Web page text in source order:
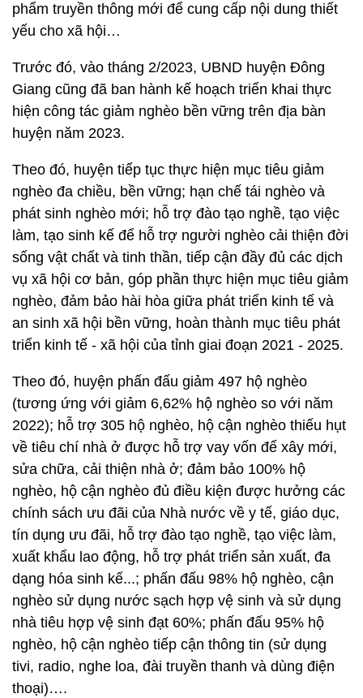
phẩm truyền thông mới để cung cấp nội dung thiết
yếu cho xã hội…
Trước đó, vào tháng 2/2023, UBND huyện Đông
Giang cũng đã ban hành kế hoạch triển khai thực
hiện công tác giảm nghèo bền vững trên địa bàn
huyện năm 2023.
Theo đó, huyện tiếp tục thực hiện mục tiêu giảm
nghèo đa chiều, bền vững; hạn chế tái nghèo và
phát sinh nghèo mới; hỗ trợ đào tạo nghề, tạo việc
làm, tạo sinh kế để hỗ trợ người nghèo cải thiện đời
sống vật chất và tinh thần, tiếp cận đầy đủ các dịch
vụ xã hội cơ bản, góp phần thực hiện mục tiêu giảm
nghèo, đảm bảo hài hòa giữa phát triển kinh tế và
an sinh xã hội bền vững, hoàn thành mục tiêu phát
triển kinh tế - xã hội của tỉnh giai đoạn 2021 - 2025.
Theo đó, huyện phấn đấu giảm 497 hộ nghèo
(tương ứng với giảm 6,62% hộ nghèo so với năm
2022); hỗ trợ 305 hộ nghèo, hộ cận nghèo thiếu hụt
về tiêu chí nhà ở được hỗ trợ vay vốn để xây mới,
sửa chữa, cải thiện nhà ở; đảm bảo 100% hộ
nghèo, hộ cận nghèo đủ điều kiện được hưởng các
chính sách ưu đãi của Nhà nước về y tế, giáo dục,
tín dụng ưu đãi, hỗ trợ đào tạo nghề, tạo việc làm,
xuất khẩu lao động, hỗ trợ phát triển sản xuất, đa
dạng hóa sinh kế...; phấn đấu 98% hộ nghèo, cận
nghèo sử dụng nước sạch hợp vệ sinh và sử dụng
nhà tiêu hợp vệ sinh đạt 60%; phấn đấu 95% hộ
nghèo, hộ cận nghèo tiếp cận thông tin (sử dụng
tivi, radio, nghe loa, đài truyền thanh và dùng điện
thoại)….